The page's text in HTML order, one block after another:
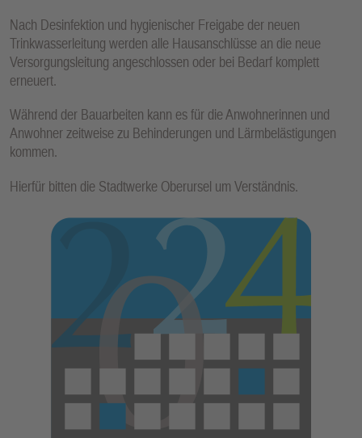
Nach Desinfektion und hygienischer Freigabe der neuen
Trinkwasserleitung werden alle Hausanschlüsse an die neue
Versorgungsleitung angeschlossen oder bei Bedarf komplett
erneuert.
Während der Bauarbeiten kann es für die Anwohnerinnen und
Anwohner zeitweise zu Behinderungen und Lärmbelästigungen
kommen.
Hierfür bitten die Stadtwerke Oberursel um Verständnis.